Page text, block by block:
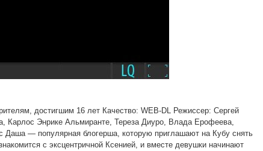
достигшим 16 лет Качество: WEB-DL Режиссер: Сергей
Карлос Энрике Альмиранте, Тереза Диуро, Влада Ерофеева,
— популярная блогерша, которую приглашают на Кубу снять
с эксцентричной Ксенией, и вместе девушки начинают